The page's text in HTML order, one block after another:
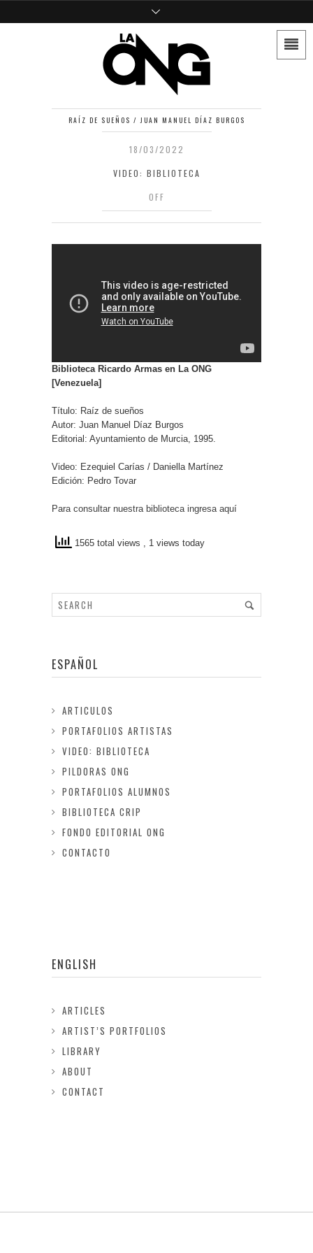
RAÍZ DE SUEÑOS / JUAN MANUEL DÍAZ BURGOS
18/03/2022
VIDEO: BIBLIOTECA
OFF
Biblioteca Ricardo Armas en La ONG
[Venezuela]
Título: Raíz de sueños
Autor: Juan Manuel Díaz Burgos
Editorial: Ayuntamiento de Murcia, 1995.
Video: Ezequiel Carías / Daniella Martínez
Edición: Pedro Tovar
Para consultar nuestra biblioteca ingresa aquí
1565 total views , 1 views today
ESPAÑOL
ARTICULOS
PORTAFOLIOS ARTISTAS
VIDEO: BIBLIOTECA
PILDORAS ONG
PORTAFOLIOS ALUMNOS
BIBLIOTECA CRIP
FONDO EDITORIAL ONG
CONTACTO
ENGLISH
ARTICLES
ARTIST’S PORTFOLIOS
LIBRARY
ABOUT
CONTACT